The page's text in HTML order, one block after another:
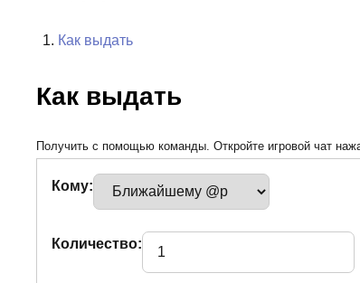
Как выдать
Как выдать
Получить с помощью команды. Откройте игровой чат
Кому:
Количество: